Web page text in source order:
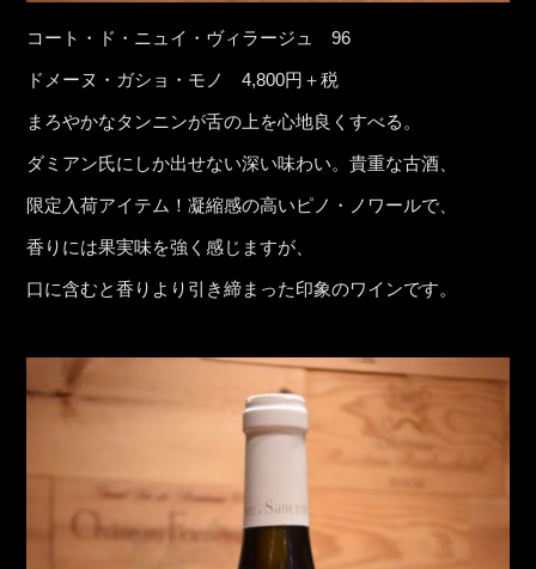
コート・ド・ニュイ・ヴィラージュ 96
ドメーヌ・ガショ・モノ 4,800円＋税
まろやかなタンニンが舌の上を心地良くすべる。
ダミアン氏にしか出せない深い味わい。貴重な古酒、
限定入荷アイテム！凝縮感の高いピノ・ノワールで、
香りには果実味を強く感じますが、
口に含むと香りより引き締まった印象のワインです。